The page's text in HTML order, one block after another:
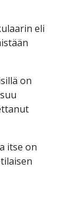
eli
on
itse on